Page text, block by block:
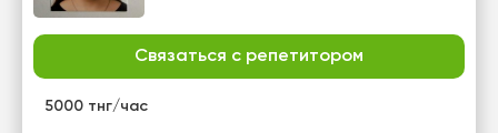
Связаться с репетитором
5000 тнг/час
вс
пн